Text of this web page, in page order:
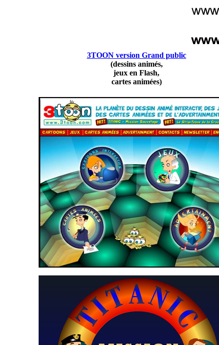
3TOON version Grand public
(dessins animés,
jeux en Flash,
cartes animées)